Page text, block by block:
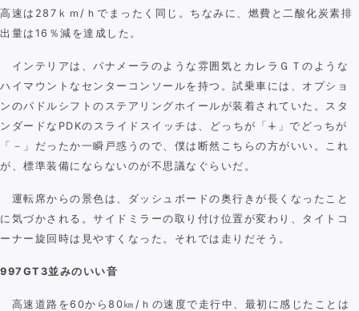
高速は287ｋｍ/ｈでまったく同じ。ちなみに、燃費と二酸化炭素排
出量は16％減を達成した。
インテリアは、パナメーラのような雰囲気とカレラＧＴのような
ハイマウントなセンターコンソールを持つ。試乗車には、オプショ
ンのパドルシフトのステアリングホイールが装着されていた。スタ
ンダードなPDKのスライドスイッチは、どっちが「∔」でどっちが
「－」だったか一瞬戸惑うので、僕は断然こちらの方がいい。これ
が、標準装備にならないのが不思議なぐらいだ。
運転席からの景色は、ダッシュボードの奥行きが長くなったこと
に気づかされる。サイドミラーの取り付け位置が変わり、タイトコ
ーナー旋回時は見やすくなった。それでは走りだそう。
997GT3並みのいい音
高速道路を60から80㎞/ｈの速度で走行中、最初に感じたことは